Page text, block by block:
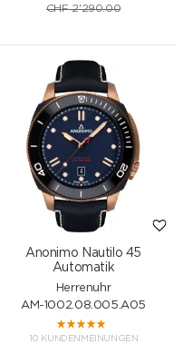
CHF2'290.00
Anonimo Nautilo 45
Automatik
Herrenuhr
AM-1002.08.005.A05
10 KUNDENMEINUNGEN